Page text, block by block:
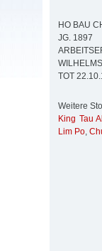
HO BAU
JG. 1897
TOT
Weitere
King Tau
Lim Po,